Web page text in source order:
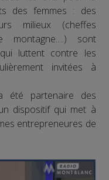
des femmes : des
milieux (cheffes
montagne….) sont
luttent contre les
invitées à
été partenaire des
dispositif qui met à
entrepreneures de